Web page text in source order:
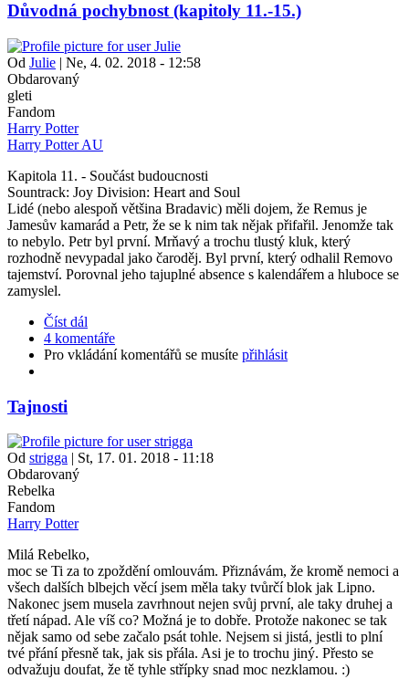
Důvodná pochybnost (kapitoly 11.-15.)
Od Julie | Ne, 4. 02. 2018 - 12:58
Obdarovaný
gleti
Fandom
Harry Potter
Harry Potter AU
Kapitola 11. - Součást budoucnosti
Sountrack: Joy Division: Heart and Soul
Lidé (nebo alespoň většina Bradavic) měli dojem, že Remus je
Jamesův kamarád a Petr, že se k nim tak nějak přifařil. Jenomže tak
to nebylo. Petr byl první. Mrňavý a trochu tlustý kluk, který
rozhodně nevypadal jako čaroděj. Byl první, který odhalil Removo
tajemství. Porovnal jeho tajuplné absence s kalendářem a hluboce se
zamyslel.
Číst dál
4 komentáře
Pro vkládání komentářů se musíte přihlásit
Tajnosti
Od strigga | St, 17. 01. 2018 - 11:18
Obdarovaný
Rebelka
Fandom
Harry Potter
Milá Rebelko,
moc se Ti za to zpoždění omlouvám. Přiznávám, že kromě nemoci a
všech dalších blbejch věcí jsem měla taky tvůrčí blok jak Lipno.
Nakonec jsem musela zavrhnout nejen svůj první, ale taky druhej a
třetí nápad. Ale víš co? Možná je to dobře. Protože nakonec se tak
nějak samo od sebe začalo psát tohle. Nejsem si jistá, jestli to plní
tvé přání přesně tak, jak sis přála. Asi je to trochu jiný. Přesto se
odvažuju doufat, že tě tyhle střípky snad moc nezklamou. :)